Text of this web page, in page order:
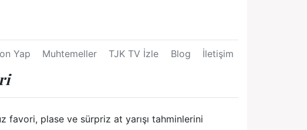
Yap Muhtemeller TJK TV İzle Blog İletişim
favori, plase ve sürpriz at yarışı tahminlerini